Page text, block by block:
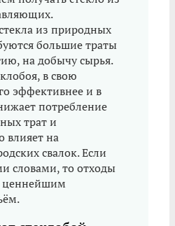
из природных
большие траты
на добычу сырья.
в свою
эффективнее и в
потребление
трат и
влияет на
свалок. Если
словами, то отходы
ценнейшим